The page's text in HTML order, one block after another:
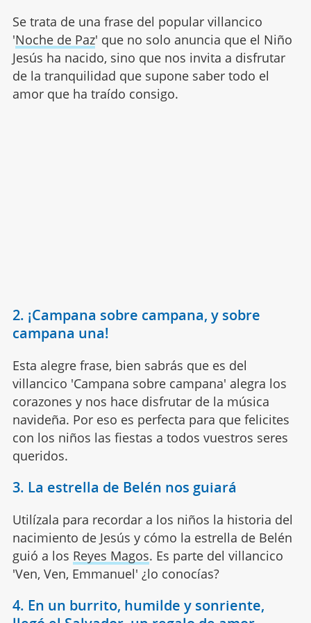
Se trata de una frase del popular villancico
'Noche de Paz' que no solo anuncia que el Niño
Jesús ha nacido, sino que nos invita a disfrutar
de la tranquilidad que supone saber todo el
amor que ha traído consigo.
2. ¡Campana sobre campana, y sobre
campana una!
Esta alegre frase, bien sabrás que es del
villancico 'Campana sobre campana' alegra los
corazones y nos hace disfrutar de la música
navideña. Por eso es perfecta para que felicites
con los niños las fiestas a todos vuestros seres
queridos.
3. La estrella de Belén nos guiará
Utilízala para recordar a los niños la historia del
nacimiento de Jesús y cómo la estrella de Belén
guió a los Reyes Magos. Es parte del villancico
'Ven, Ven, Emmanuel' ¿lo conocías?
4. En un burrito, humilde y sonriente,